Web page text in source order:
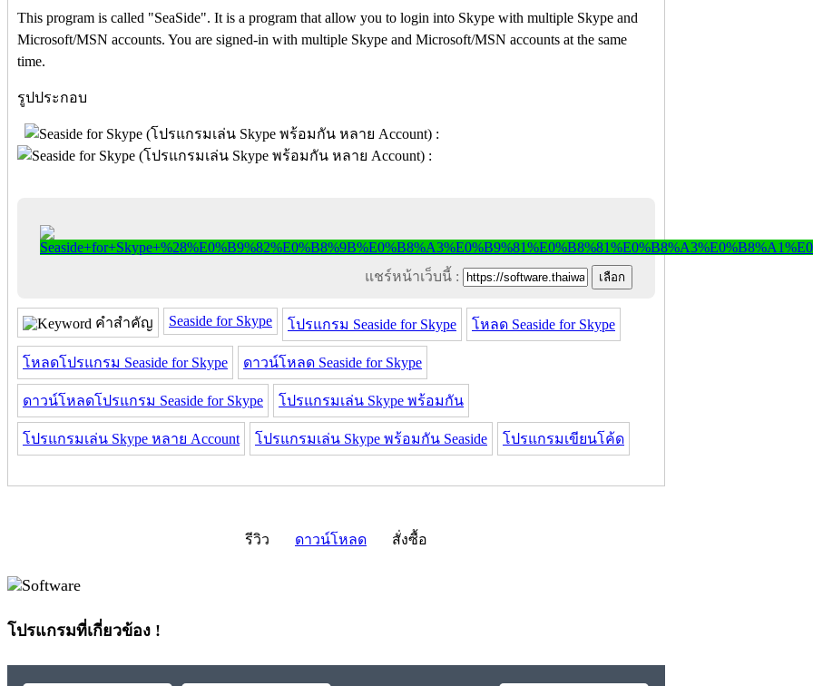
This program is called "SeaSide". It is a program that allow you to login into Skype with multiple Skype and
Microsoft/MSN accounts. You are signed-in with multiple Skype and Microsoft/MSN accounts at the same
time.
รูปประกอบ
แชร์หน้าเว็บนี้ :
คำสำคัญ Seaside for Skype โปรแกรม Seaside for Skype โหลด Seaside for Skype
โหลดโปรแกรม Seaside for Skype ดาวน์โหลด Seaside for Skype
ดาวน์โหลดโปรแกรม Seaside for Skype โปรแกรมเล่น Skype พร้อมกัน
โปรแกรมเล่น Skype หลาย Account โปรแกรมเล่น Skype พร้อมกัน Seaside โปรแกรมเขียนโค้ด
รีวิว ดาวน์โหลด สั่งซื้อ
โปรแกรมที่เกี่ยวข้อง !